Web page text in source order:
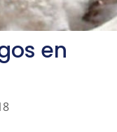
en